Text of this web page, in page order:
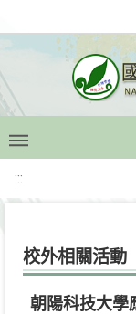
:::
校外相關活動
朝陽科技大學